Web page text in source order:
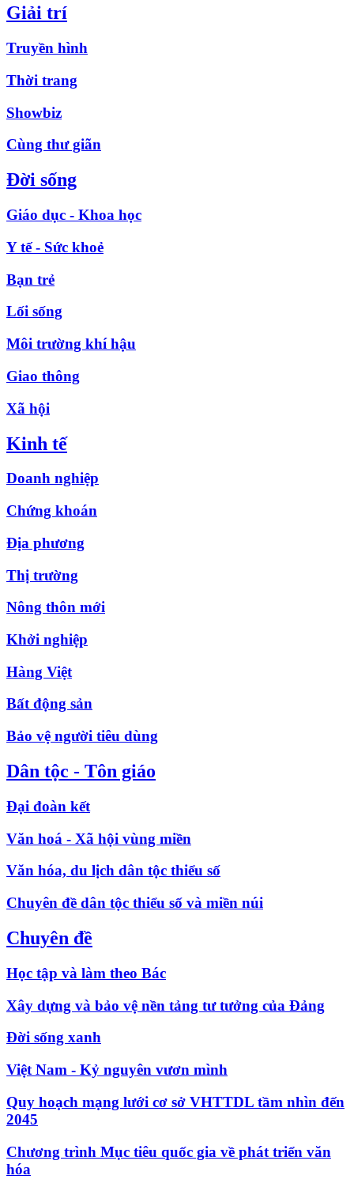
Giải trí
Truyền hình
Thời trang
Showbiz
Cùng thư giãn
Đời sống
Giáo dục - Khoa học
Y tế - Sức khoẻ
Bạn trẻ
Lối sống
Môi trường khí hậu
Giao thông
Xã hội
Kinh tế
Doanh nghiệp
Chứng khoán
Địa phương
Thị trường
Nông thôn mới
Khởi nghiệp
Hàng Việt
Bất động sản
Bảo vệ người tiêu dùng
Dân tộc - Tôn giáo
Đại đoàn kết
Văn hoá - Xã hội vùng miền
Văn hóa, du lịch dân tộc thiểu số
Chuyên đề dân tộc thiểu số và miền núi
Chuyên đề
Học tập và làm theo Bác
Xây dựng và bảo vệ nền tảng tư tưởng của Đảng
Đời sống xanh
Việt Nam - Kỷ nguyên vươn mình
Quy hoạch mạng lưới cơ sở VHTTDL tầm nhìn đến
2045
Chương trình Mục tiêu quốc gia về phát triển văn
hóa